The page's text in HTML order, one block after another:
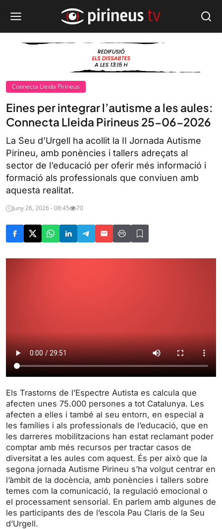
Connecta Lleida Pirineus
Eines per integrar l’autisme a les aules:
Connecta Lleida Pirineus 25-06-2026
La Seu d’Urgell ha acollit la II Jornada Autisme
Pirineu, amb ponències i tallers adreçats al
sector de l’educació per oferir més informació i
formació als professionals que conviuen amb
aquesta realitat.
Juny 26, 2026 - 08:45 70
Els Trastorns de l’Espectre Autista es calcula que
afecten unes 75.000 persones a tot Catalunya. Les
afecten a elles i també al seu entorn, en especial a
les famílies i als professionals de l’educació, que en
les darreres mobilitzacions han estat reclamant poder
comptar amb més recursos per tractar casos de
diversitat a les aules com aquest. És per això que la
segona jornada Autisme Pirineu s’ha volgut centrar en
l’àmbit de la docència, amb ponències i tallers sobre
temes com la comunicació, la regulació emocional o
el processament sensorial. En parlem amb algunes de
les participants des de l’escola Pau Claris de la Seu
d’Urgell.